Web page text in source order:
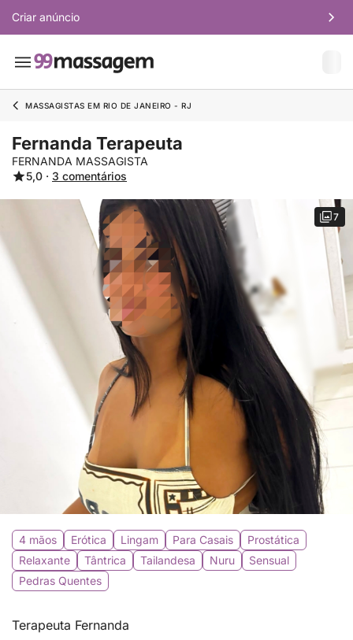
Criar anúncio
MASSAGISTAS EM RIO DE JANEIRO - RJ
Fernanda Terapeuta
FERNANDA MASSAGISTA
5,0 · 3 comentários
7
4 mãos Erótica Lingam Para Casais
Prostática
Relaxante
Tântrica Tailandesa Nuru
Sensual
Pedras Quentes
Terapeuta Fernanda